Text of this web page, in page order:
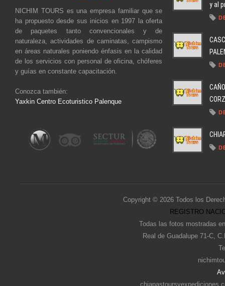
NICHIM TOURS es una empresa familiar que se
ha propuesto desde sus inicios en 1997 la oferta
de paquetes tanto convencionales y de
naturaleza, actividades de caminatas, campismo
en áreas naturales poniendo énfasis en la calidad
de los servicios con personal de oficina, chóferes
y guías en constante capacitación.
Conozca también:
Yaxkin Centro Ecoturistico Palenque
y al
Copyright © 2026 Todos los
REGISTRO
Todas las fotos mostradas
Real de Guadalupe 71-C,